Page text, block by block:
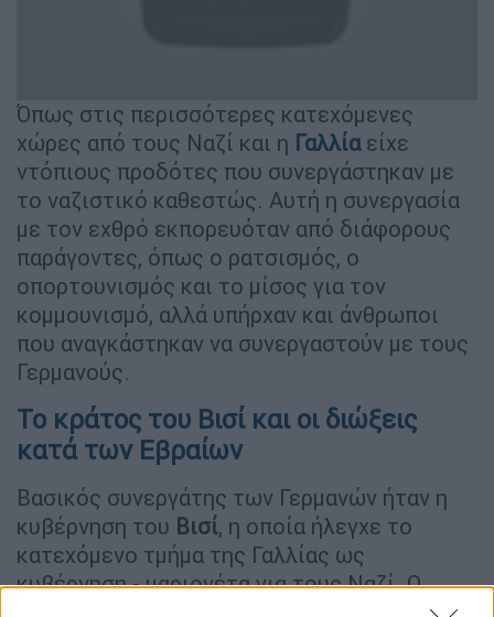
Όπως στις περισσότερες κατεχόμενες
χώρες από τους Ναζί και η Γαλλία είχε
ντόπιους προδότες που συνεργάστηκαν με
το ναζιστικό καθεστώς. Αυτή η συνεργασία
με τον εχθρό εκπορευόταν από διάφορους
παράγοντες, όπως ο ρατσισμός, ο
οπορτουνισμός και το μίσος για τον
κομμουνισμό, αλλά υπήρχαν και άνθρωποι
που αναγκάστηκαν να συνεργαστούν με τους
Γερμανούς.
Το κράτος του Βισί και οι διώξεις
κατά των Εβραίων
Βασικός συνεργάτης των Γερμανών ήταν η
κυβέρνηση του Βισί, η οποία ήλεγχε το
κατεχόμενο τμήμα της Γαλλίας ως
κυβέρνηση - μαριονέτα για τους Ναζί. Ο